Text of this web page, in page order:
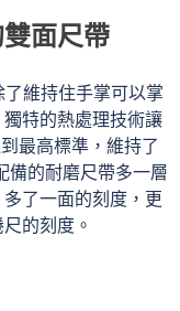
面尺帶
維持住手掌可以掌
特的熱處理技術讓
最高標準，維持了
備的耐磨尺帶多一層
了一面的刻度，更
的刻度。